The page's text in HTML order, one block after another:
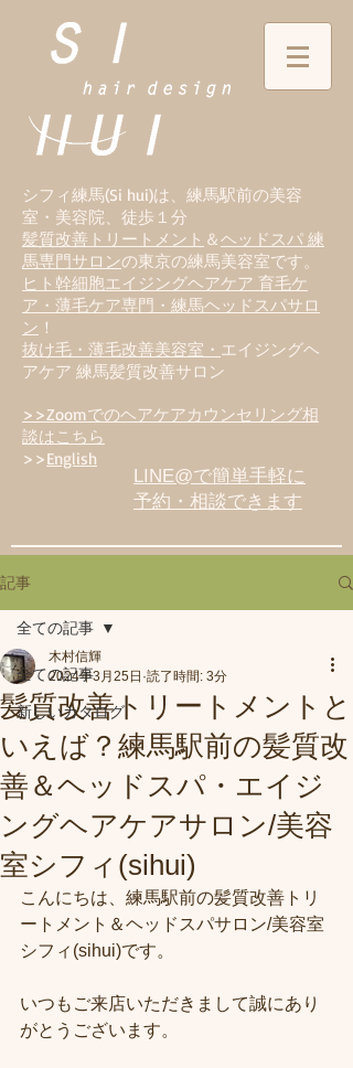
シフィ練馬(Si hui)は、 練馬駅前の美容
室・美容院、徒歩１分
髪質改善トリートメント ＆ヘッドスパ 練
馬専門サロンの東京の練馬美容室です。
ヒト幹細胞エイジングヘアケア 育毛ケ
ア・薄毛ケア専門・練馬ヘッドスパサロ
ン ！
抜け毛・薄毛改善美容室・ エイジングヘ
アケア 練馬髪質改善サロン
>>Zoomでのヘアケアカウンセリング相
談はこちら
>>English
LINE@で簡単手軽に
予約・相談できます
記事
全ての記事
新しいカタログ
全ての記事
髪質改善トリートメントと
いえば？練馬駅前の髪質改
善＆ヘッドスパ・エイジ
ングヘアケアサロン/美容
室シフィ(sihui)
木村信輝
2024年3月25日 読了時間: 3分
こんにちは、練馬駅前の髪質改善トリ
ートメント＆ヘッドスパサロン/美容室
シフィ(sihui)です。
いつもご来店いただきまして誠にあり
がとうございます。